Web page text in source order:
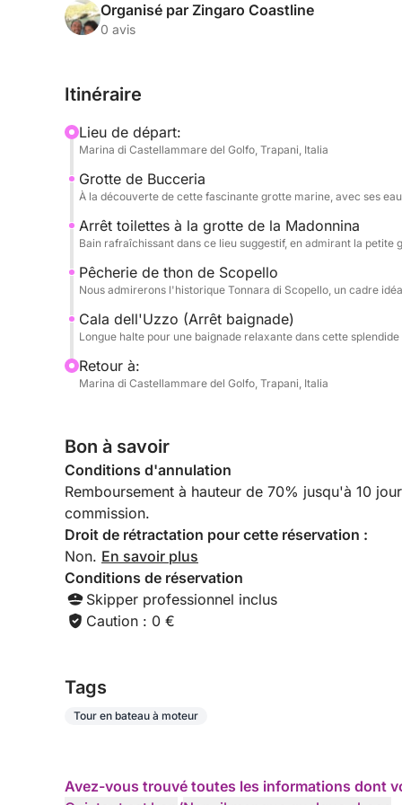
tandis que nous naviguons vers des lieux
les jeux de lumière créeront une atmosphère
suggestive Grotta della Madonnina, aux eaux
coin de paradis dans la réserve naturelle du
en groupe. Nous admirerons également l'histoire
Tonnara di Scopello, symbole de la tradition
des photos de groupe spectaculaires.
À bord, l'ambiance sera à la fête ! Pour célébrer
une bouteille de Prosecco pétillant pour un «
humeur seront au rendez-vous grâce à une
saison, d'eau désaltérante, de l'incontournable
boissons pour tous les goûts. L'aventure ne
snorkeling inclus, vous pourrez explorer
escale pour un dernier plongeon dans l'eau
tourbillon de plaisir, de détente et de fête :
avez toujours rêvé, plongé dans la splendeur de
Organisé par Zingaro Coastline
0 avis
Itinéraire
Lieu de départ:
Marina di Castellammare del Golfo, Trapani, Italia
Grotte de Bucceria
À la découverte de cette fascinante grotte marine, avec ses
Arrêt toilettes à la grotte de la Madonnina
Bain rafraîchissant dans ce lieu suggestif, en admirant la petite
Pêcherie de thon de Scopello
Nous admirerons l'historique Tonnara di Scopello, un cadre
Cala dell'Uzzo (Arrêt baignade)
Longue halte pour une baignade relaxante dans cette
Retour à:
Marina di Castellammare del Golfo, Trapani, Italia
Bon à savoir
Conditions d'annulation
Remboursement à hauteur de 70% jusqu'à 10
commission.
Droit de rétractation pour cette réservation :
Non. En savoir plus
Conditions de réservation
Skipper professionnel inclus
Caution : 0 €
Tags
Tour en bateau à moteur
Avez-vous trouvé toutes les informations dont